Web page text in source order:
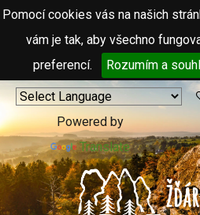
Pomocí cookies vás na našich
vám je tak, aby všechno
preferencí.
Rozumím a
Powered by
Translate